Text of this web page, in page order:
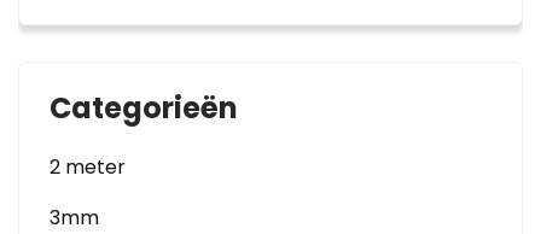
Categorieën
2 meter
3mm